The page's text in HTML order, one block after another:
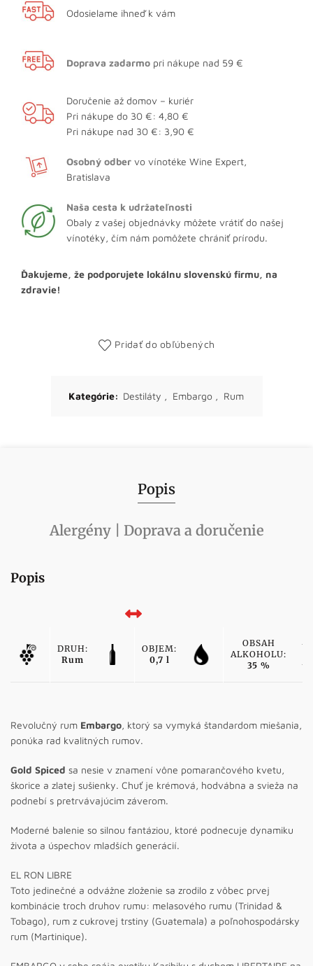
Odosielame ihneď k vám
Doprava zadarmo pri nákupe nad 59 €
Doručenie až domov – kuriér
Pri nákupe do 30 €: 4,80 €
Pri nákupe nad 30 €: 3,90 €
Osobný odber vo vínotéke Wine Expert,
Bratislava
Naša cesta k udržateľnosti
Obaly z vašej objednávky môžete vrátiť do našej
vínotéky, čím nám pomôžete chrániť prírodu.
Ďakujeme, že podporujete lokálnu slovenskú firmu, na
zdravie!
Pridať do obľúbených
Kategórie: Destiláty , Embargo , Rum
Popis
Alergény | Doprava a doručenie
Popis
DRUH:
Rum
OBJEM:
0,7 l
OBSAH
ALKOHOLU:
35 %
Revolučný rum Embargo, ktorý sa vymyká štandardom miešania,
ponúka rad kvalitných rumov.
Gold Spiced sa nesie v znamení vône pomarančového kvetu,
škorice a zlatej sušienky. Chuť je krémová, hodvábna a svieža na
podnebí s pretrvávajúcim záverom.
Moderné balenie so silnou fantáziou, ktoré podnecuje dynamiku
života a úspechov mladších generácií.
EL RON LIBRE
Toto jedinečné a odvážne zloženie sa zrodilo z vôbec prvej
kombinácie troch druhov rumu: melasového rumu (Trinidad &
Tobago), rum z cukrovej trstiny (Guatemala) a poľnohospodársky
rum (Martinique).